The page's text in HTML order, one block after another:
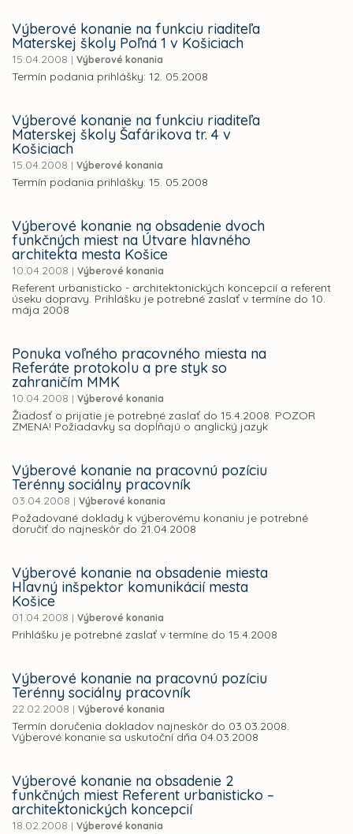
Výberové konanie na funkciu riaditeľa
Materskej školy Poľná 1 v Košiciach
15.04.2008 | Výberové konania
Termín podania prihlášky: 12. 05.2008
Výberové konanie na funkciu riaditeľa
Materskej školy Šafárikova tr. 4 v
Košiciach
15.04.2008 | Výberové konania
Termín podania prihlášky: 15. 05.2008
Výberové konanie na obsadenie dvoch
funkčných miest na Útvare hlavného
architekta mesta Košice
10.04.2008 | Výberové konania
Referent urbanisticko - architektonických koncepcií a referent
úseku dopravy. Prihlášku je potrebné zaslať v termíne do 10.
mája 2008
Ponuka voľného pracovného miesta na
Referáte protokolu a pre styk so
zahraničím MMK
10.04.2008 | Výberové konania
Žiadosť o prijatie je potrebné zaslať do 15.4.2008. POZOR
ZMENA! Požiadavky sa dopĺňajú o anglický jazyk
Výberové konanie na pracovnú pozíciu
Terénny sociálny pracovník
03.04.2008 | Výberové konania
Požadované doklady k výberovému konaniu je potrebné
doručiť do najneskôr do 21.04.2008
Výberové konanie na obsadenie miesta
Hlavný inšpektor komunikácií mesta
Košice
01.04.2008 | Výberové konania
Prihlášku je potrebné zaslať v termíne do 15.4.2008
Výberové konanie na pracovnú pozíciu
Terénny sociálny pracovník
22.02.2008 | Výberové konania
Termín doručenia dokladov najneskôr do 03.03.2008.
Výberové konanie sa uskutoční dňa 04.03.2008
Výberové konanie na obsadenie 2
funkčných miest Referent urbanisticko –
architektonických koncepcií
18.02.2008 | Výberové konania